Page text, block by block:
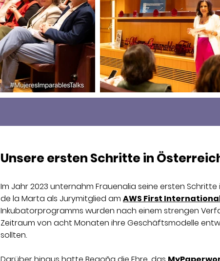
Unsere ersten Schritte in
Im Jahr 2023 unternahm Frauenalia seine ersten
de la Marta als Jurymitglied am AWS First
Inkubatorprogramms wurden nach einem strengen
Zeitraum von acht Monaten ihre Geschäftsmodelle
sollten.